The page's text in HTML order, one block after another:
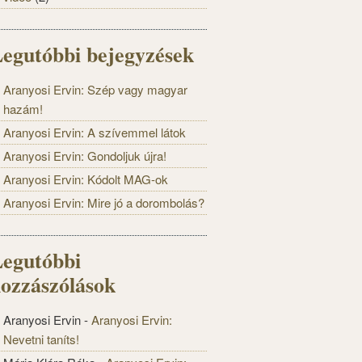
bejegyzések
Aranyosi Ervin: Szép vagy magyar
hazám!
Aranyosi Ervin: A szívemmel látok
Aranyosi Ervin: Gondoljuk újra!
Aranyosi Ervin: Kódolt MAG-ok
Aranyosi Ervin: Mire jó a dorombolás?
Aranyosi Ervin-Aranyosi Ervin:
Nevetni taníts!